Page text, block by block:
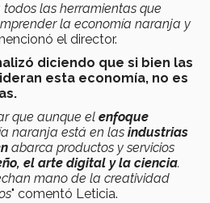
las herramientas que
la economía naranja y
el director.
diciendo que si bien las
esta economía, no es
que aunque el enfoque
naranja está en las industrias
abarca productos y servicios
el arte digital y la ciencia.
mano de la creatividad
" comentó Leticia.